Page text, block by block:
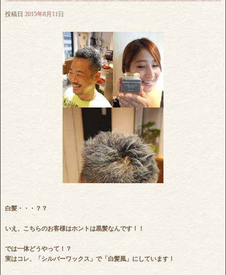
投稿日 2015年8月11日
白髪・・・？？
いえ、こちらのお客様はホントは黒髪なんです！！
では一体どうやって！？
実はコレ、「シルバーワックス」で「白髪風」にしています！